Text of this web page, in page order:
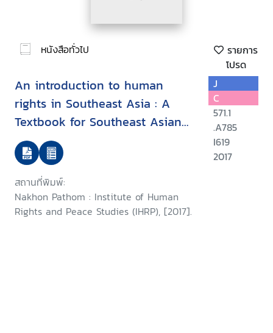
หนังสือทั่วไป
รายการ
โปรด
An introduction to human
rights in Southeast Asia : A
Textbook for Southeast Asian
Undergraduate Students.
Volume Two
สถานที่พิมพ์:
Nakhon Pathom : Institute of Human
Rights and Peace Studies (IHRP), [2017].
J
C
571.1
.A785
I619
2017